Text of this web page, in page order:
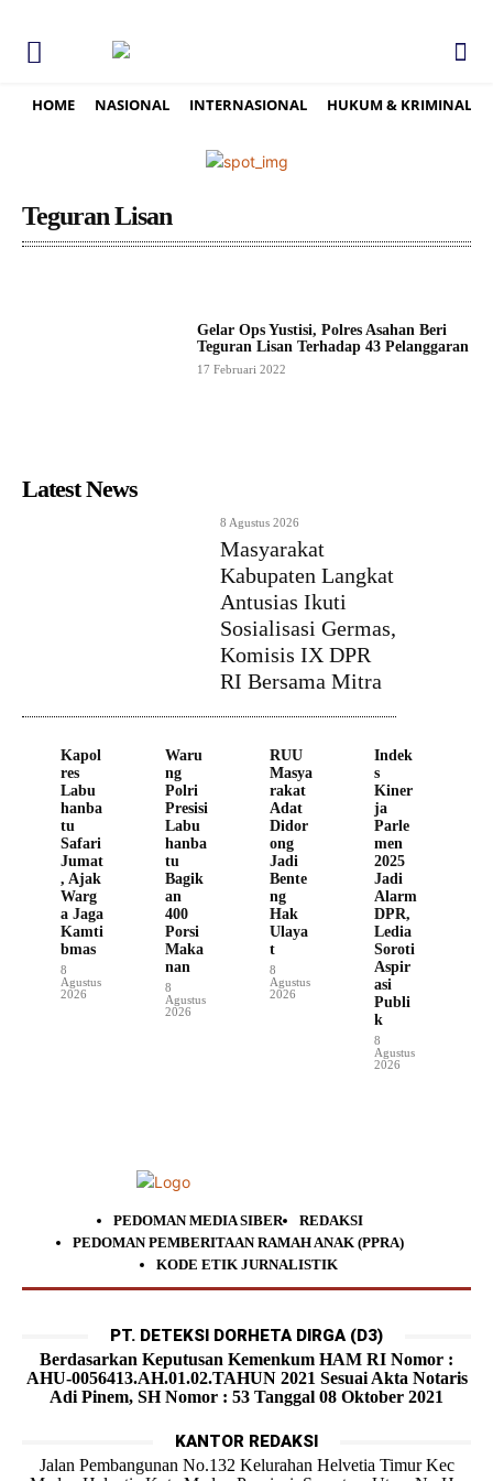
HOME NASIONAL INTERNASIONAL HUKUM & KRIMINAL
Teguran Lisan
Gelar Ops Yustisi, Polres Asahan Beri
Teguran Lisan Terhadap 43 Pelanggaran
17 Februari 2022
Latest News
8 Agustus 2026
Masyarakat
Kabupaten Langkat
Antusias Ikuti
Sosialisasi Germas,
Komisis IX DPR
RI Bersama Mitra
Kapol
res
Labu
hanba
tu
Safari
Jumat
, Ajak
Warg
a Jaga
Kamti
bmas
8
Agustus
2026
Waru
ng
Polri
Presisi
Labu
hanba
tu
Bagik
an
400
Porsi
Maka
nan
8
Agustus
2026
RUU
Masya
rakat
Adat
Didor
ong
Jadi
Bente
ng
Hak
Ulaya
t
8
Agustus
2026
Indek
s
Kiner
ja
Parle
men
2025
Jadi
Alarm
DPR,
Ledia
Soroti
Aspir
asi
Publi
k
8
Agustus
2026
PEDOMAN MEDIA SIBER
REDAKSI
PEDOMAN PEMBERITAAN RAMAH ANAK (PPRA)
KODE ETIK JURNALISTIK
PT. DETEKSI DORHETA DIRGA (D3)
Berdasarkan Keputusan Kemenkum HAM RI Nomor :
AHU-0056413.AH.01.02.TAHUN 2021 Sesuai Akta Notaris
Adi Pinem, SH Nomor : 53 Tanggal 08 Oktober 2021
KANTOR REDAKSI
Jalan Pembangunan No.132 Kelurahan Helvetia Timur Kec